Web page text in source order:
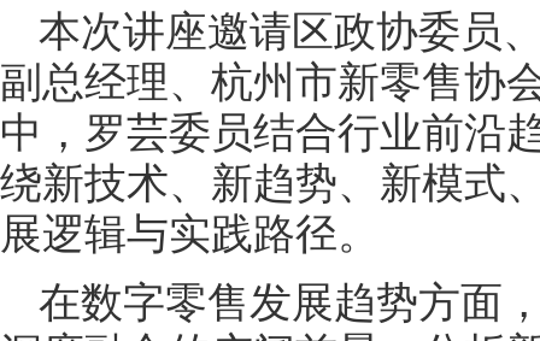
本次讲座邀请区政协委员
副总经理、杭州市新零售协
中，罗芸委员结合行业前沿
绕新技术、新趋势、新模式
展逻辑与实践路径。
在数字零售发展趋势方面